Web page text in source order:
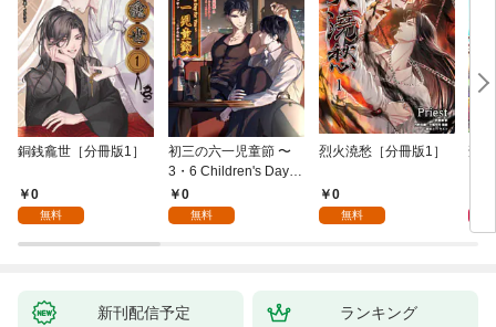
銅銭龕世［分冊版1］
0
無料
初三の六一児童節 〜
3・6 Children's Day fo
r You〜［分冊版1］
0
無料
烈火澆愁［分冊版1］
0
無料
刑
新刊配信予定 ランキング